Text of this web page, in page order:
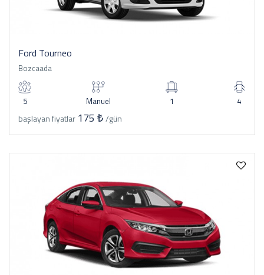
Ford Tourneo
Bozcaada
5 Manuel 1 4
başlayan fiyatlar 175 ₺/gün